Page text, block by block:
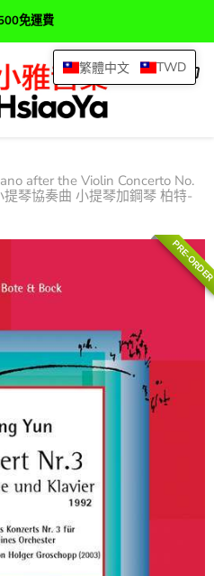
免運費
查
after the Violin Concerto No.
琴協奏曲 小提琴加鋼琴 柏特-
PRE-
繁體中文 TWD